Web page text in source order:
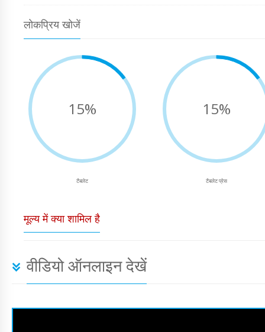
लोकप्रिय खोजें
15%
टैबलेट
15%
टैबलेट प्रेस
मूल्य में क्या शामिल है
वीडियो ऑनलाइन देखें